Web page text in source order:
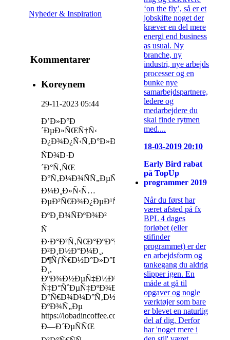
Nyheder & Inspiration
Kommentarer
Koreynem
29-11-2023 05:44
Ð’Ð»Ð°Ð
´ÐµÐ»ÑŒÑ†Ñ‹
Ð¿Ð¾Ð¿Ñ‹Ñ‚Ð°Ð»Ð¸ÑÑŒ
ÑÐ¾Ð·Ð
´Ð°Ñ‚ÑŒ
Ð°Ñ‚Ð¼Ð¾ÑÑ„ÐµÑ€Ñƒ
Ð¼Ð¸Ð»Ñ‹Ñ…
ÐµÐ²Ñ€Ð¾Ð¿ÐµÐ¹ÑÐºÐ¸Ñ…
ÐºÐ¸Ð¾ÑÐºÐ¾Ð²
Ñ
Ð·Ð°Ð²Ñ‚Ñ€Ð°ÐºÐ°Ð¼Ð¸,
Ð²Ð¸Ð½Ð°Ð¼Ð¸,
Ð¶ÑƒÑ€Ð½Ð°Ð»Ð°Ð¼Ð¸
Ð¸,
ÐºÐ¾Ð½ÐµÑ‡Ð½Ð¾,
Ñ‡Ð°ÑˆÐµÑ‡ÐºÐ¾Ð¹
Ð°Ñ€Ð¾Ð¼Ð°Ñ‚Ð½Ð¾Ð³Ð¾
ÐºÐ¾Ñ„Ðµ
https://lobadincoffee.com/price
Ð—Ð´ÐµÑÑŒ
‘on the fly’, så er et
jobskifte noget der
kræver en del mere
energi end business
as usual. Ny
branche, ny
industri, nye arbejds
processer og en
bunke nye
samarbejdspartnere,
ledere og
medarbejdere du
skal finde rytmen
med....
18-03-2019 20:10
Early Bird rabat
på TopUp
programmer 2019
Når du først har
været afsted på fx
BPL 4 dages
forløbet (eller
stifinder
programmet) er der
en arbejdsform og
tankegang du aldrig
slipper igen. En
måde at gå til
opgaver og nogle
værktøjer som bare
er blevet en naturlig
del af dig. Derfor
har 'noget mere i